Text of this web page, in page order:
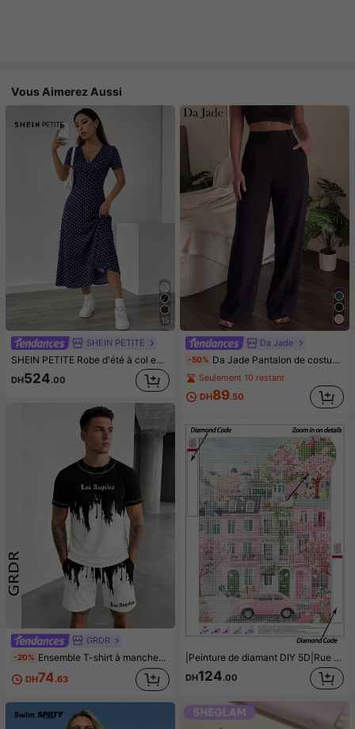
Vous Aimerez Aussi
15
SHEIN PETITE
SHEIN PETITE Robe d'été à col en V avec imprimé floral aléatoire, manches courtes, longueur maxi, tenue pour femmes, petite taille
DH524.00
GRDR
-20% Ensemble T-shirt à manches courtes et short pour hommes GRDR avec imprimé dégradé d'encre Los Angeles, tenue de sport décontractée d'été 2 pièces, confortable et respirant, style
DH74.63
Da Jade
-50% Da Jade Pantalon de costume élégant pour femme multicolore à taille haute plissé jambes larges, jambes droites drapées avec fermeture éclair cachée, pantalon de bureau affaires rendez-vous avec poches latérales
Seulement 10 restant
DH89.50
|Peinture de diamant DIY 5D|Rue parisienne rose de rêve avec fleurs de cerisier & voiture vintage, kits de peinture de diamant, façades de bâtiments pastel, canopées florales abondantes. Peinture décorative faite à la main, créez votre propre art mural DIY, profitez du plaisir du travail manuel
DH124.00